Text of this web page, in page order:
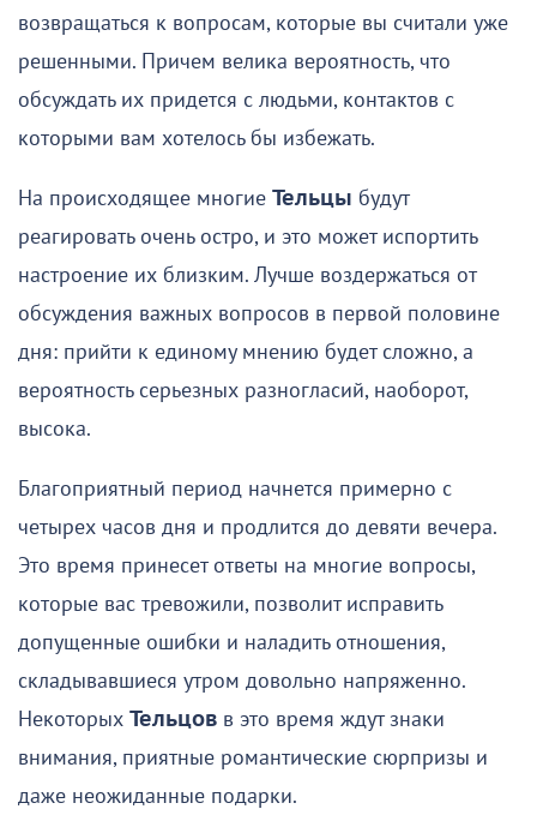
возвращаться к вопросам, которые вы считали уже
решенными. Причем велика вероятность, что
обсуждать их придется с людьми, контактов с
которыми вам хотелось бы избежать.
На происходящее многие Тельцы будут
реагировать очень остро, и это может испортить
настроение их близким. Лучше воздержаться от
обсуждения важных вопросов в первой половине
дня: прийти к единому мнению будет сложно, а
вероятность серьезных разногласий, наоборот,
высока.
Благоприятный период начнется примерно с
четырех часов дня и продлится до девяти вечера.
Это время принесет ответы на многие вопросы,
которые вас тревожили, позволит исправить
допущенные ошибки и наладить отношения,
складывавшиеся утром довольно напряженно.
Некоторых Тельцов в это время ждут знаки
внимания, приятные романтические сюрпризы и
даже неожиданные подарки.